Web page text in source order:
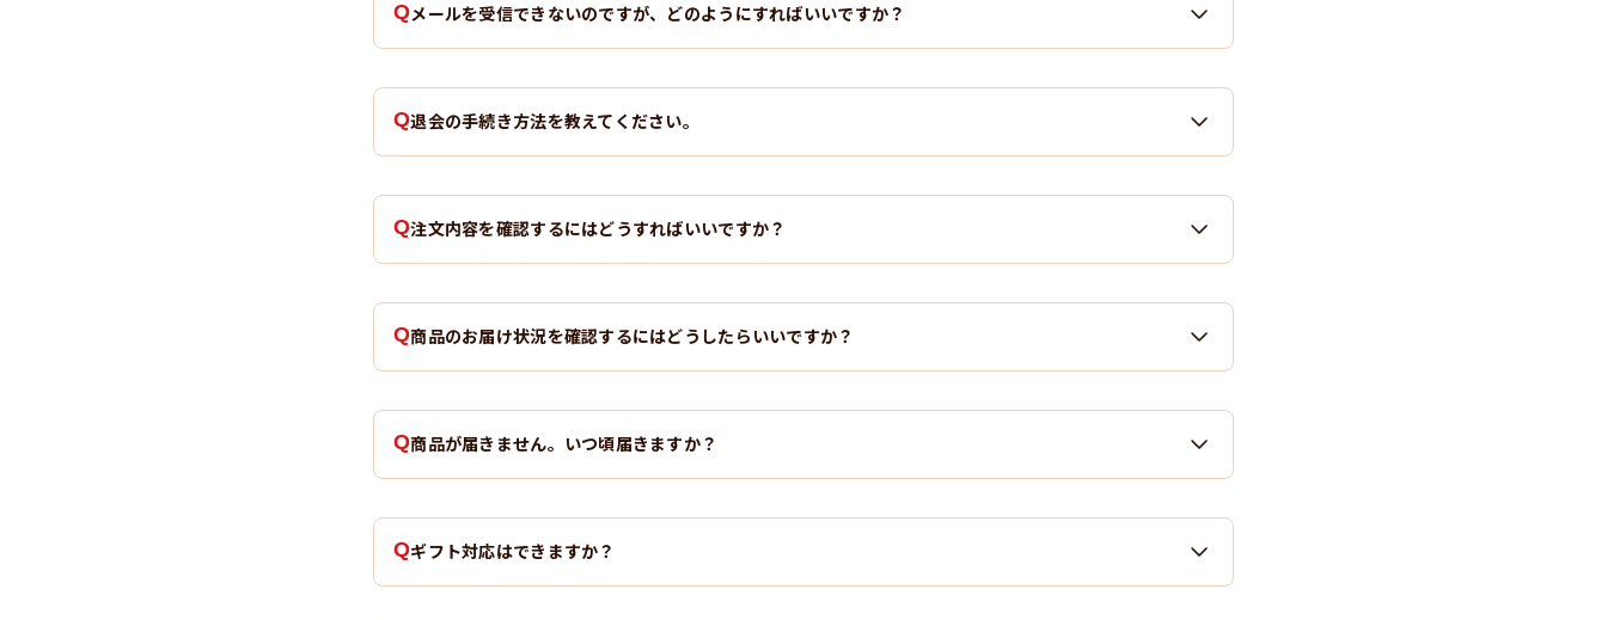
メールを受信できないのですが、どのようにすればいいですか？
退会の手続き方法を教えてください。
注文内容を確認するにはどうすればいいですか？
商品のお届け状況を確認するにはどうしたらいいですか？
商品が届きません。いつ頃届きますか？
ギフト対応はできますか？